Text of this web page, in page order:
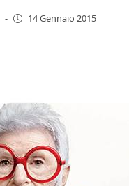
- 14 Gennaio 2015